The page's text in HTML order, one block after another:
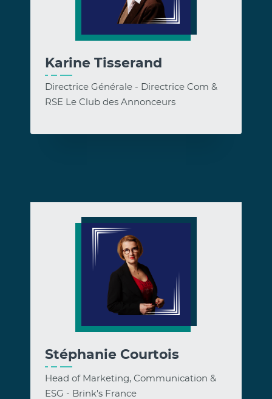
Karine Tisserand
Directrice Générale - Directrice Com &
RSE Le Club des Annonceurs
Stéphanie Courtois
Head of Marketing, Communication &
ESG - Brink's France